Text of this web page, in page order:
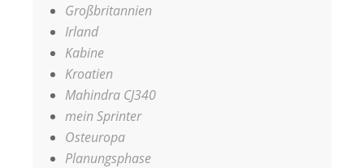
Großbritannien
Irland
Kabine
Kroatien
Mahindra CJ340
mein Sprinter
Osteuropa
Planungsphase